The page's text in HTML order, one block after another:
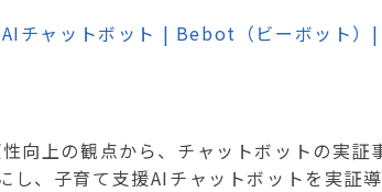
チャットボット | Bebot（ビーボット）
向上の観点から、チャットボットの実証
し、子育て支援AIチャットボットを実証